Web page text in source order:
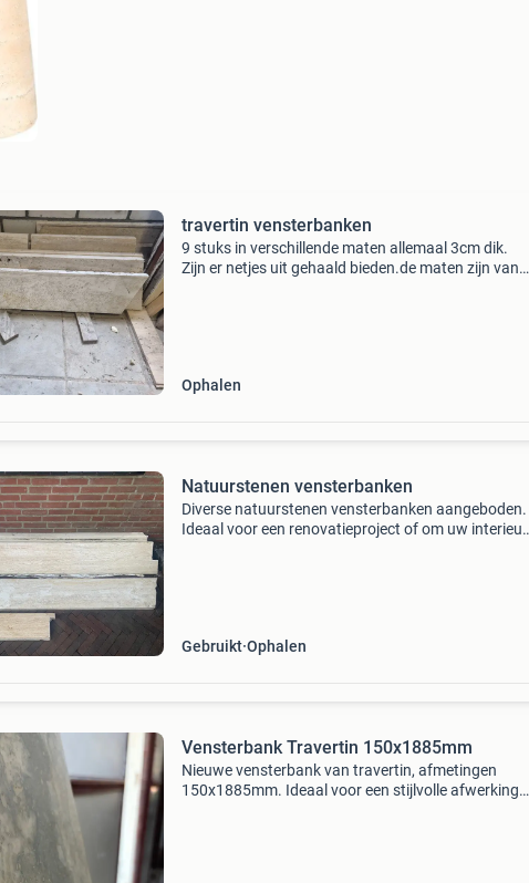
travertin vensterbanken
9 stuks in verschillende maten allemaal 3cm dik.
Zijn er netjes uit gehaald bieden.de maten zijn van
Ophalen
Natuurstenen vensterbanken
Diverse natuurstenen vensterbanken aangeboden.
Ideaal voor een renovatieproject of om uw interieur
Gebruikt Ophalen
Vensterbank Travertin 150x1885mm
Nieuwe vensterbank van travertin, afmetingen
150x1885mm. Ideaal voor een stijlvolle afwerking